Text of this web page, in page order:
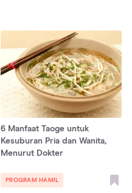
6 Manfaat Taoge untuk
Kesuburan Pria dan Wanita,
Menurut Dokter
PROGRAM HAMIL